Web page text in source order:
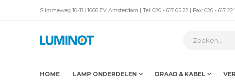
Slimmeweg 10-11 | 1066 EV Amsterdam | Tel: 020 - 617 05 22 | Fax: 020 - 617
HOME LAMP ONDERDELEN DRAAD & KABEL